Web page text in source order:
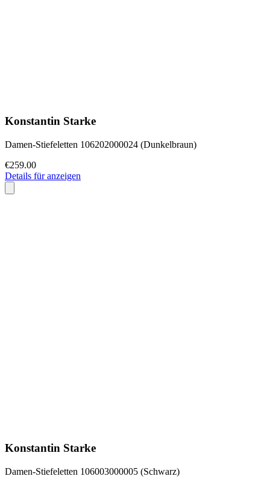
Konstantin Starke
Damen-Stiefeletten 106202000024 (Dunkelbraun)
€259.00
Details für anzeigen
Konstantin Starke
Damen-Stiefeletten 106003000005 (Schwarz)